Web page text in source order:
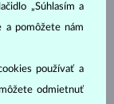
„Súhlasím a
a pomôžete nám
používať a
odmietnuť